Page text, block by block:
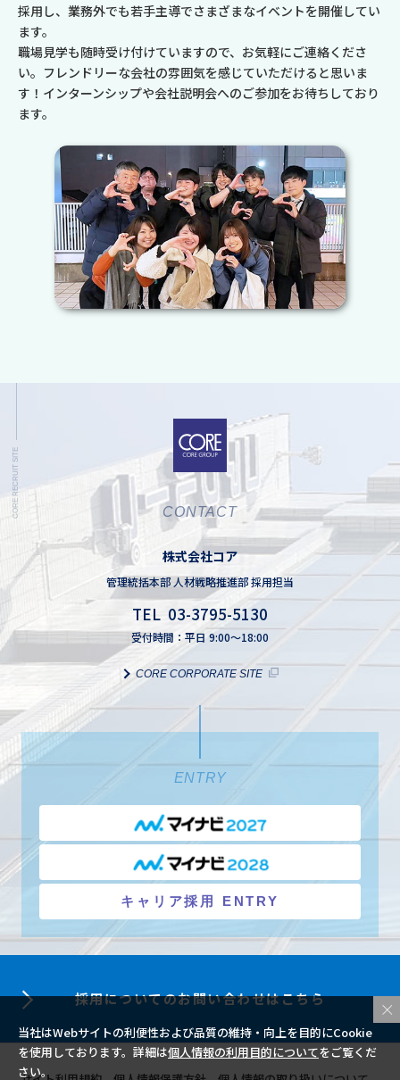
採用し、業務外でも若手主導でさまざまなイベントを開催してい
ます。
職場見学も随時受け付けていますので、お気軽にご連絡くださ
い。フレンドリーな会社の雰囲気を感じていただけると思いま
す！インターンシップや会社説明会へのご参加をお待ちしており
ます。
CONTACT
株式会社コア
管理統括本部 人材戦略推進部 採用担当
TEL 03-3795-5130
受付時間：平日 9:00～18:00
CORE CORPORATE SITE
ENTRY
キャリア採用 ENTRY
採用についてのお問い合わせはこちら
当社はWebサイトの利便性および品質の維持・向上を目的にCookie
を使用しております。詳細は個人情報の利用目的についてをご覧くだ
さい。